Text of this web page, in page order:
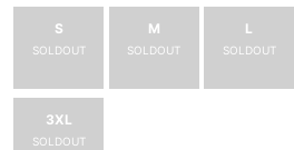
S
SOLDOUT
M
SOLDOUT
L
SOLDOUT
3XL
SOLDOUT